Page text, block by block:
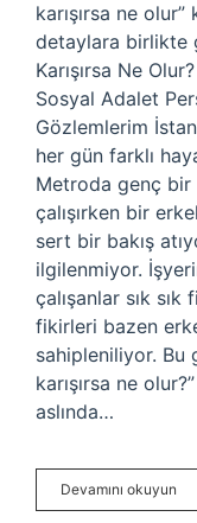
karışırsa ne
detaylara birlikte
Karışırsa Ne
Sosyal Adalet
Gözlemlerim
her gün farklı
Metroda genç bir
çalışırken bir
sert bir bakış
ilgilenmiyor.
çalışanlar sık
fikirleri bazen
sahipleniliyor. Bu
karışırsa ne
aslında…
Devamını okuyun
3